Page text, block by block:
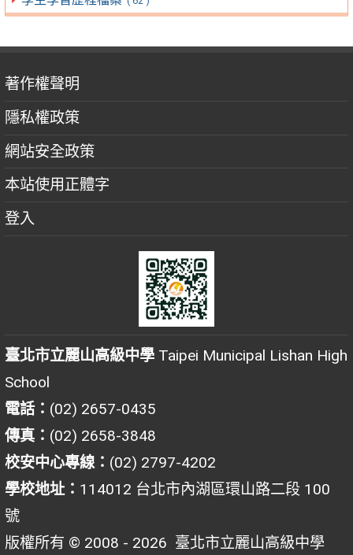
著作權聲明
隱私權政策
網站安全政策
本站使用正體字
登入
臺北市立麗山高級中學 Taipei Municipal Lishan High
School
電話： (02) 2657-0435
傳真： (02) 2658-3848
校安中心專線： (02) 2797-4202
學校地址： 114012 台北市內湖區環山路二段 100
號
版權所有 © 2008 - 2026 臺北市立麗山高級中學